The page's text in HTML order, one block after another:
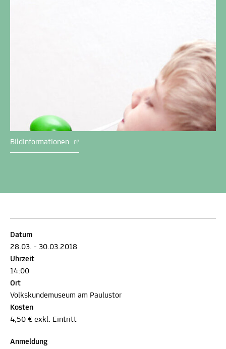
Bildinformationen
Datum
28.03. - 30.03.2018
Uhrzeit
14:00
Ort
Volkskundemuseum am Paulustor
Kosten
4,50 € exkl. Eintritt
Anmeldung